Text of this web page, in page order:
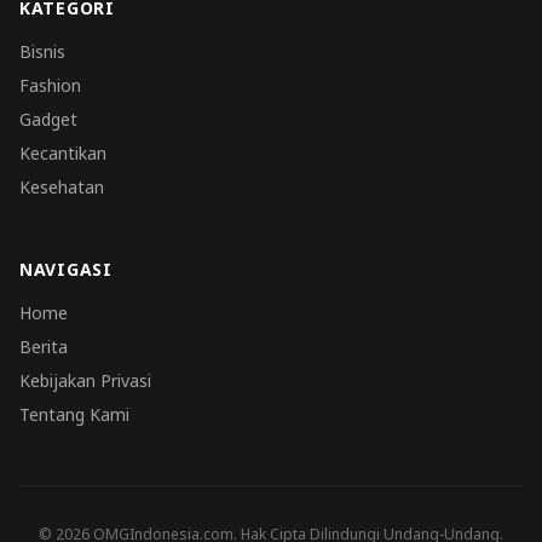
KATEGORI
Bisnis
Fashion
Gadget
Kecantikan
Kesehatan
NAVIGASI
Home
Berita
Kebijakan Privasi
Tentang Kami
© 2026 OMGIndonesia.com. Hak Cipta Dilindungi Undang-Undang.